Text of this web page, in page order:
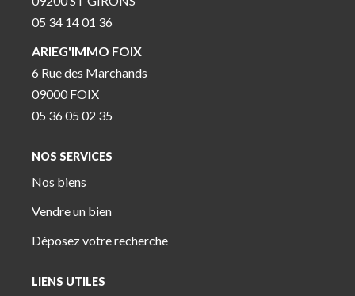
05 34 14 01 36
ARIEG'IMMO FOIX
6 Rue des Marchands
09000 FOIX
05 36 05 02 35
NOS SERVICES
Nos biens
Vendre un bien
Déposez votre recherche
LIENS UTILES